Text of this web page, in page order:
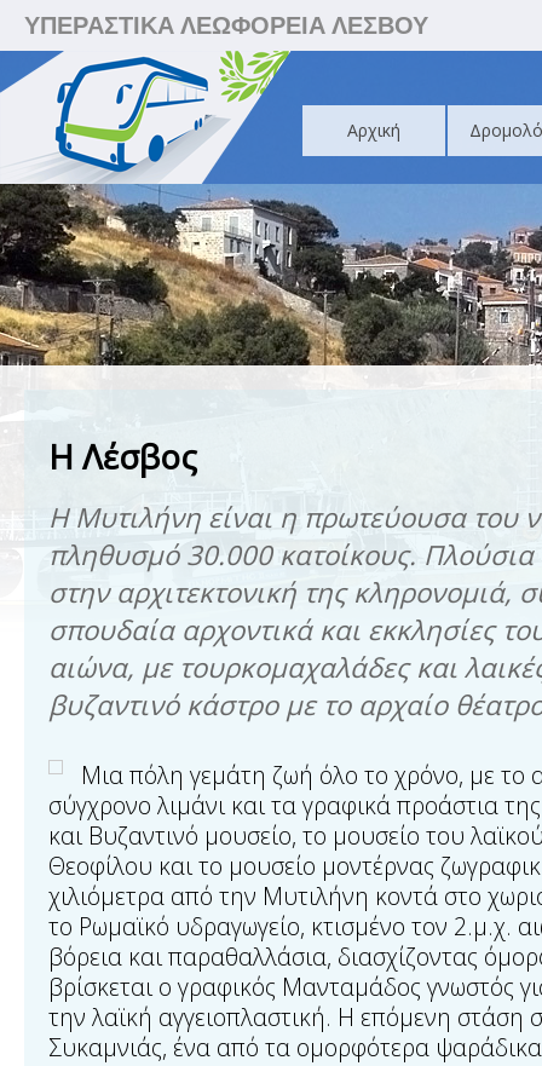
ΥΠΕΡΑΣΤΙΚΑ ΛΕΩΦΟΡΕΙΑ ΛΕΣΒΟΥ
Αρχική
Η Λέσβος
Η Μυτιλήνη είναι η πρωτεύουσα του
πληθυσμό 30.000 κατοίκους. Πλούσια
στην αρχιτεκτονική της κληρονομιά,
σπουδαία αρχοντικά και εκκλησίες
αιώνα, με τουρκομαχαλάδες και
βυζαντινό κάστρο με το αρχαίο
Μια πόλη γεμάτη ζωή όλο το χρόνο, με το
σύγχρονο λιμάνι και τα γραφικά προάστια
και Βυζαντινό μουσείο, το μουσείο του
Θεοφίλου και το μουσείο μοντέρνας
χιλιόμετρα από την Μυτιλήνη κοντά στο
το Ρωμαϊκό υδραγωγείο, κτισμένο τον 2.μ.χ.
βόρεια και παραθαλλάσια, διασχίζοντας
βρίσκεται ο γραφικός Μανταμάδος γνωστός
την λαϊκή αγγειοπλαστική. Η επόμενη στάση
Συκαμνιάς, ένα από τα ομορφότερα